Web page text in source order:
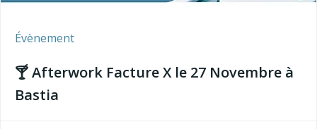
Évènement
🍸 Afterwork Facture X le 27 Novembre à
Bastia